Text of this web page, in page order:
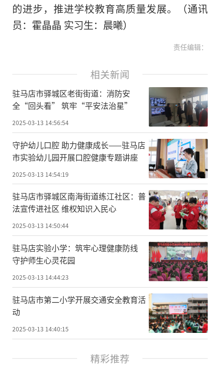
的进步，推进学校教育高质量发展。（通讯
员：霍晶晶 实习生：晨曦）
责任编辑：
相关新闻
驻马店市驿城区老街街道：消防安
全“回头看” 筑牢“平安法治星”
2025-03-13 14:56:54
守护幼儿口腔 助力健康成长——驻马店
市实验幼儿园开展口腔健康专题讲座
2025-03-13 14:54:19
驻马店市驿城区南海街道练江社区：普
法宣传进社区 维权知识入民心
2025-03-13 14:50:44
驻马店实验小学：筑牢心理健康防线
守护师生心灵花园
2025-03-13 14:44:23
驻马店市第二小学开展交通安全教育活
动
2025-03-13 14:40:15
精彩推荐